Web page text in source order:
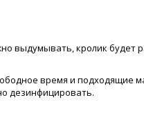
выдумывать, кролик будет
время и
дезинфицировать.